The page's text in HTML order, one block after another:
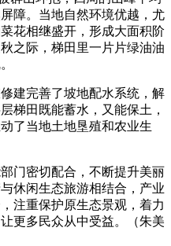
障。当地自然环境优越，尤
花相继盛开，形成大面积阶
之际，梯田里一片片绿油油
建完善了坡地配水系统，解
梯田既能蓄水，又能保土，
了当地土地垦殖和农业生
门密切配合，不断提升美丽
休闲生态旅游相结合，产业
注重保护原生态景观，着力
更多民众从中受益。（朱美